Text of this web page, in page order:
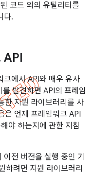
코드 외의 유틸리티를
다.
API
에서 API와 매우 유사
발견하면 API의 프레임
한 지원 라이브러리를 사
은 언제 프레임워크 API
야 하는지에 관한 지침
이전 버전을 실행 중인 기
하려면 지원 라이브러리